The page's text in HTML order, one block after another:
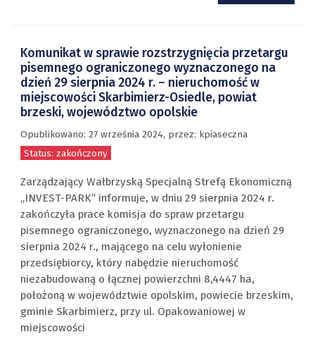
Komunikat w sprawie rozstrzygnięcia przetargu
pisemnego ograniczonego wyznaczonego na
dzień 29 sierpnia 2024 r. – nieruchomość w
miejscowości Skarbimierz-Osiedle, powiat
brzeski, województwo opolskie
Opublikowano: 27 września 2024, przez: kpiaseczna
Status: zakończony
Zarządzający Wałbrzyską Specjalną Strefą Ekonomiczną
„INVEST-PARK” informuje, w dniu 29 sierpnia 2024 r.
zakończyła prace komisja do spraw przetargu
pisemnego ograniczonego, wyznaczonego na dzień 29
sierpnia 2024 r., mającego na celu wyłonienie
przedsiębiorcy, który nabędzie nieruchomość
niezabudowaną o łącznej powierzchni 8,4447 ha,
położoną w województwie opolskim, powiecie brzeskim,
gminie Skarbimierz, przy ul. Opakowaniowej w
miejscowości